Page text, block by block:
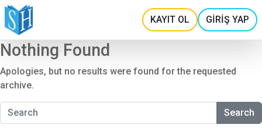
KAYIT OL GİRİŞ YAP
Nothing Found
Apologies, but no results were found for the requested
archive.
Search